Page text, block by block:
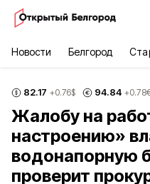
Новости Белгород
82.17 +0.76$ 94.84 +0.78
Жалобу на
настроению»
водонапорную
проверит